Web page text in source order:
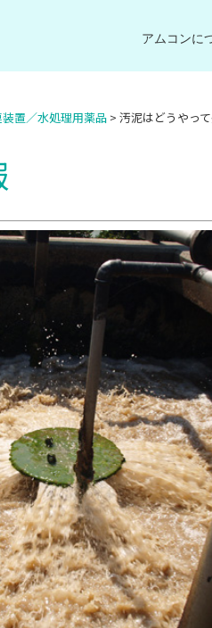
アムコンに
置／水処理用薬品 > 汚泥はどうやっ